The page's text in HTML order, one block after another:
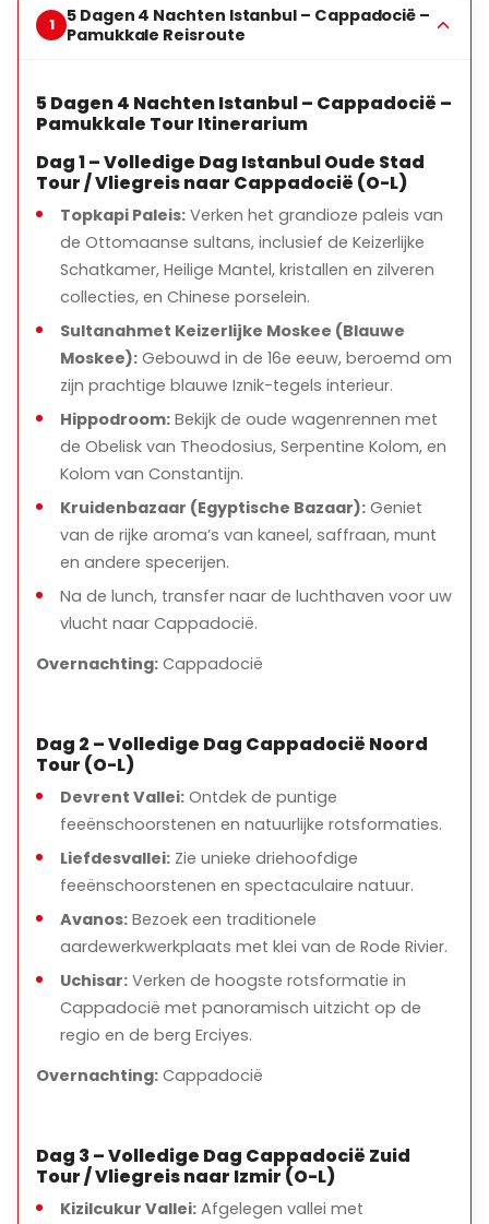
5 Dagen 4 Nachten Istanbul – Cappadocië –
Pamukkale Reisroute
5 Dagen 4 Nachten Istanbul – Cappadocië –
Pamukkale Tour Itinerarium
Dag 1 – Volledige Dag Istanbul Oude Stad
Tour / Vliegreis naar Cappadocië (O-L)
Topkapi Paleis: Verken het grandioze paleis van
de Ottomaanse sultans, inclusief de Keizerlijke
Schatkamer, Heilige Mantel, kristallen en zilveren
collecties, en Chinese porselein.
Sultanahmet Keizerlijke Moskee (Blauwe
Moskee): Gebouwd in de 16e eeuw, beroemd om
zijn prachtige blauwe Iznik-tegels interieur.
Hippodroom: Bekijk de oude wagenrennen met
de Obelisk van Theodosius, Serpentine Kolom, en
Kolom van Constantijn.
Kruidenbazaar (Egyptische Bazaar): Geniet
van de rijke aroma’s van kaneel, saffraan, munt
en andere specerijen.
Na de lunch, transfer naar de luchthaven voor uw
vlucht naar Cappadocië.
Overnachting: Cappadocië
Dag 2 – Volledige Dag Cappadocië Noord
Tour (O-L)
Devrent Vallei: Ontdek de puntige
feeënschoorstenen en natuurlijke rotsformaties.
Liefdesvallei: Zie unieke driehoofdige
feeënschoorstenen en spectaculaire natuur.
Avanos: Bezoek een traditionele
aardewerkwerkplaats met klei van de Rode Rivier.
Uchisar: Verken de hoogste rotsformatie in
Cappadocië met panoramisch uitzicht op de
regio en de berg Erciyes.
Overnachting: Cappadocië
Dag 3 – Volledige Dag Cappadocië Zuid
Tour / Vliegreis naar Izmir (O-L)
Kizilcukur Vallei: Afgelegen vallei met